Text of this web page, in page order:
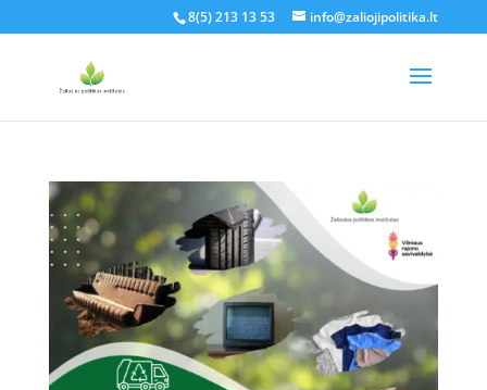
8(5) 213 13 53 info@zaliojipolitika.lt